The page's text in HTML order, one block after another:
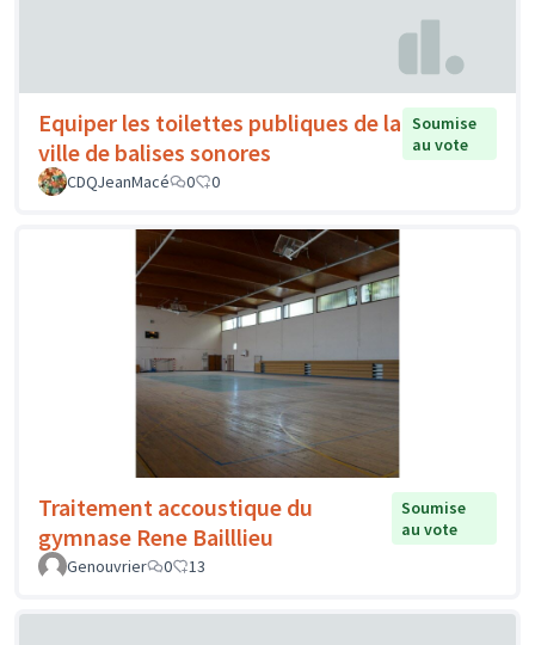
Equiper les toilettes publiques de la
ville de balises sonores
Soumise
au vote
CDQJeanMacé
0 0
Traitement accoustique du
gymnase Rene Bailllieu
Soumise
au vote
Genouvrier
0 13